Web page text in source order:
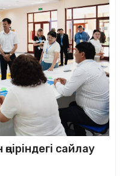
сайлау